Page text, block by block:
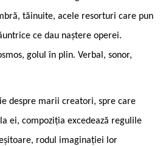
tăinuite, acele resorturi care pun
ce dau naștere operei.
golul în plin. Verbal, sonor,
despre marii creatori, spre care
ei, compoziția excedează regulile
rodul imaginației lor